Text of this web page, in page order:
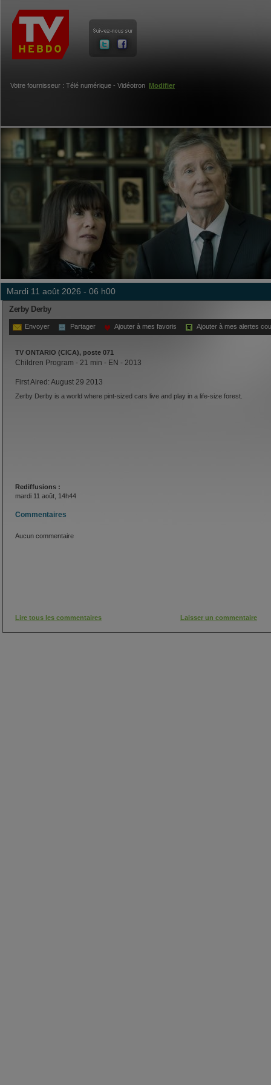
Votre fournisseur : Télé numérique - Vidéotron Modifier
mardi 11 août 2026 - 06 h00
Zerby Derby
Envoyer Partager Ajouter à mes favoris Ajouter à mes alertes
TV ONTARIO (CICA), poste 071
Children Program - 21 min - EN - 2013
First Aired: August 29 2013
Zerby Derby is a world where pint-sized cars live and play in a life-size forest.
Rediffusions :
mardi 11 août, 14h44
Commentaires
Aucun commentaire
Lire tous les commentaires Laisser un commentaire